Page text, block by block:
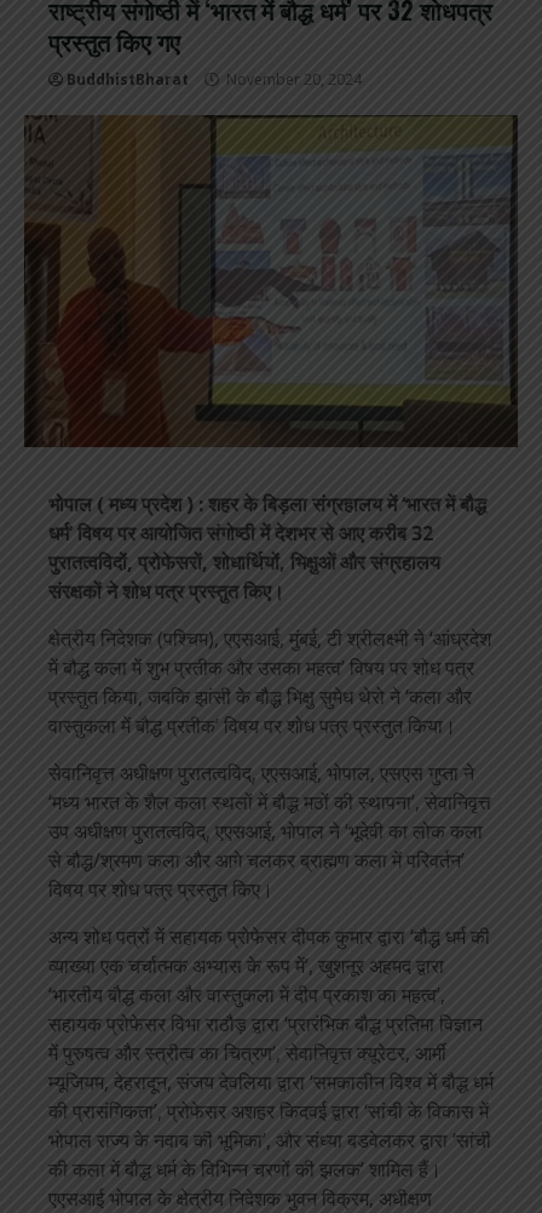
राष्ट्रीय संगोष्ठी में ‘भारत में बौद्ध धर्म’ पर 32 शोधपत्र
प्रस्तुत किए गए
BuddhistBharat November 20, 2024
भोपाल ( मध्य प्रदेश ) : शहर के बिड़ला संग्रहालय में ‘भारत में बौद्ध
धर्म’ विषय पर आयोजित संगोष्ठी में देशभर से आए करीब 32
पुरातत्वविदों, प्रोफेसरों, शोधार्थियों, भिक्षुओं और संग्रहालय
संरक्षकों ने शोध पत्र प्रस्तुत किए।
क्षेत्रीय निदेशक (पश्चिम), एएसआई, मुंबई, टी श्रीलक्ष्मी ने ‘आंध्रदेश
में बौद्ध कला में शुभ प्रतीक और उसका महत्व’ विषय पर शोध पत्र
प्रस्तुत किया, जबकि झांसी के बौद्ध भिक्षु सुमेध थेरो ने ‘कला और
वास्तुकला में बौद्ध प्रतीक’ विषय पर शोध पत्र प्रस्तुत किया।
सेवानिवृत्त अधीक्षण पुरातत्वविद्, एएसआई, भोपाल, एसएस गुप्ता ने
‘मध्य भारत के शैल कला स्थलों में बौद्ध मठों की स्थापना’, सेवानिवृत्त
उप अधीक्षण पुरातत्वविद्, एएसआई, भोपाल ने ‘भूदेवी का लोक कला
से बौद्ध/श्रमण कला और आगे चलकर ब्राह्मण कला में परिवर्तन’
विषय पर शोध पत्र प्रस्तुत किए।
अन्य शोध पत्रों में सहायक प्रोफेसर दीपक कुमार द्वारा ‘बौद्ध धर्म की
व्याख्या एक चर्चात्मक अभ्यास के रूप में’, खुशनूर अहमद द्वारा
‘भारतीय बौद्ध कला और वास्तुकला में दीप प्रकाश का महत्व’,
सहायक प्रोफेसर विभा राठौड़ द्वारा ‘प्रारंभिक बौद्ध प्रतिमा विज्ञान
में पुरुषत्व और स्त्रीत्व का चित्रण’, सेवानिवृत्त क्यूरेटर, आर्मी
म्यूजियम, देहरादून, संजय देवलिया द्वारा ‘समकालीन विश्व में बौद्ध धर्म
की प्रासंगिकता’, प्रोफेसर अशहर किदवई द्वारा ‘सांची के विकास में
भोपाल राज्य के नवाब की भूमिका’, और संध्या बडवेलकर द्वारा ‘सांची
की कला में बौद्ध धर्म के विभिन्न चरणों की झलक’ शामिल हैं।
एएसआई भोपाल के क्षेत्रीय निदेशक भुवन विक्रम, अधीक्षण